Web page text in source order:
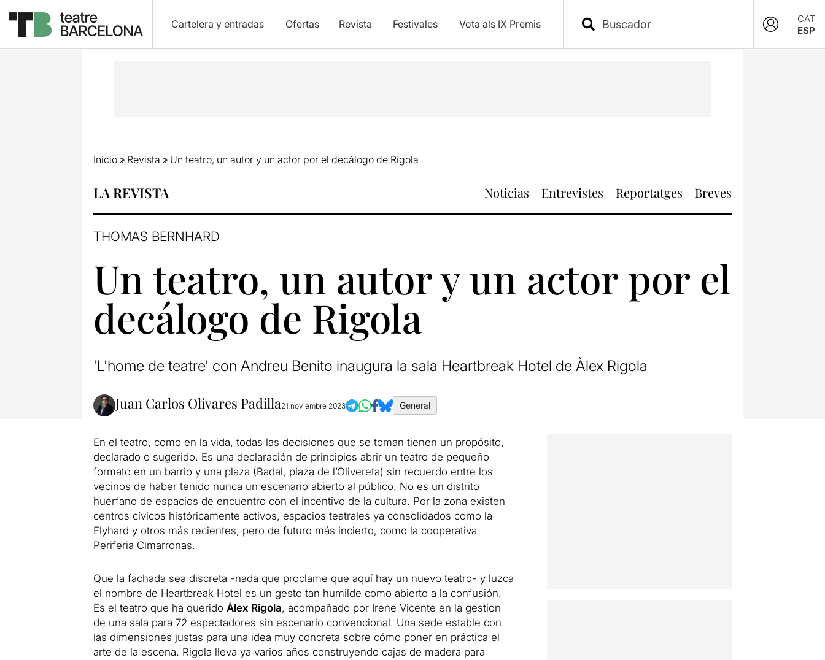
Cartelera y entradas Ofertas Revista Festivales Vota als IX Premis
CAT
ESP
Inicio» Revista » Un teatro, un autor y un actor por el decálogo de Rigola
LA REVISTA Noticias Entrevistes Reportatges Breves
THOMAS BERNHARD
Un teatro, un autor y un actor por el
decálogo de Rigola
'L'home de teatre' con Andreu Benito inaugura la sala Heartbreak Hotel de Àlex Rigola
Juan Carlos Olivares Padilla21 noviembre 2023 General
En el teatro, como en la vida, todas las decisiones que se toman tienen un propósito,
declarado o sugerido. Es una declaración de principios abrir un teatro de pequeño
formato en un barrio y una plaza (Badal, plaza de l’Olivereta) sin recuerdo entre los
vecinos de haber tenido nunca un escenario abierto al público. No es un distrito
huérfano de espacios de encuentro con el incentivo de la cultura. Por la zona existen
centros cívicos históricamente activos, espacios teatrales ya consolidados como la
Flyhard y otros más recientes, pero de futuro más incierto, como la cooperativa
Periferia Cimarronas.
Que la fachada sea discreta -nada que proclame que aquí hay un nuevo teatro- y luzca
el nombre de Heartbreak Hotel es un gesto tan humilde como abierto a la confusión.
Es el teatro que ha querido Àlex Rigola, acompañado por Irene Vicente en la gestión
de una sala para 72 espectadores sin escenario convencional. Una sede estable con
las dimensiones justas para una idea muy concreta sobre cómo poner en práctica el
arte de la escena. Rigola lleva ya varios años construyendo cajas de madera para